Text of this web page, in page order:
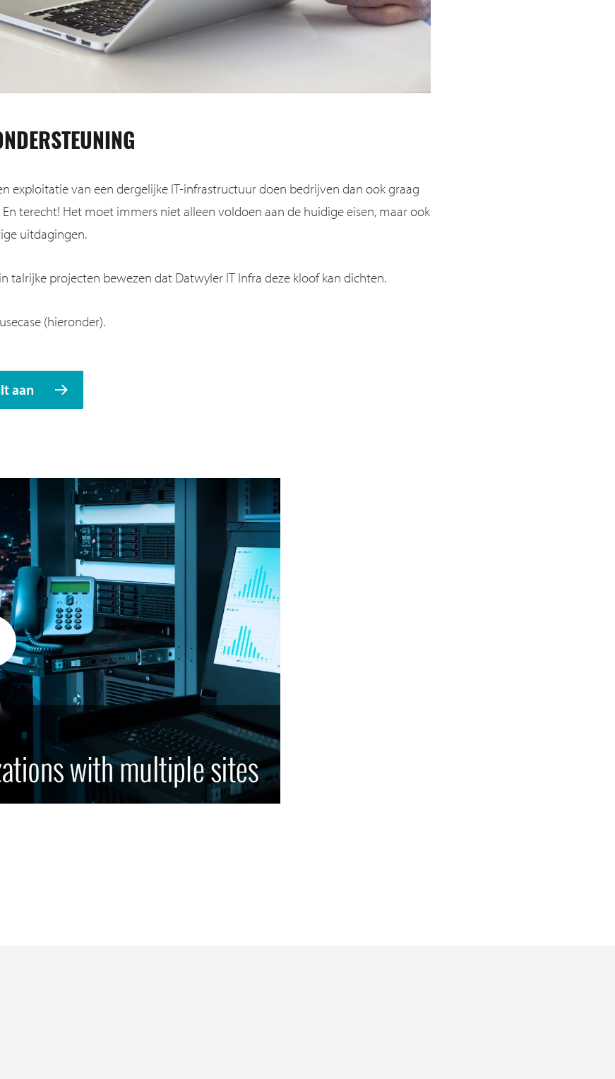
exploitatie van een dergelijke IT-infrastructuur doen bedrijven dan ook graag
terecht! Het moet immers niet alleen voldoen aan de huidige eisen, maar ook
uitdagingen.
talrijke projecten bewezen dat Datwyler IT Infra deze kloof kan dichten.
(hieronder).
aan